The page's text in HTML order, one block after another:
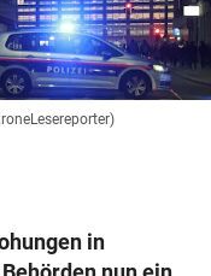
in